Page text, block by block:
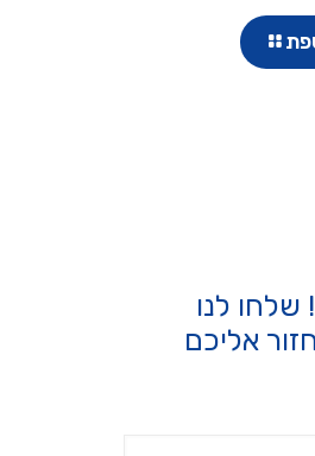
שלחו לנו
אליכם